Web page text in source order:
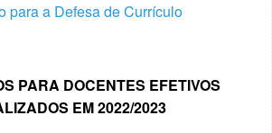
para a Defesa de Currículo
PARA DOCENTES EFETIVOS
EM 2022/2023